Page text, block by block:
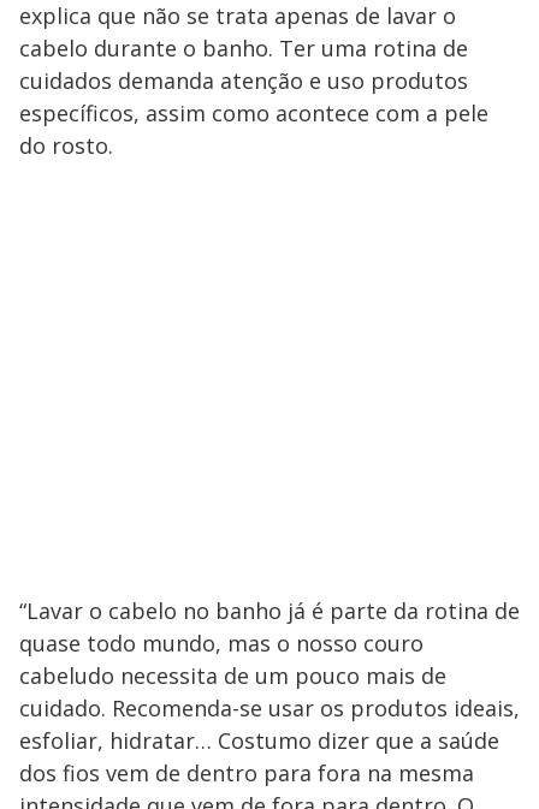
explica que não se trata apenas de lavar o
cabelo durante o banho. Ter uma rotina de
cuidados demanda atenção e uso produtos
específicos, assim como acontece com a pele
do rosto.
“Lavar o cabelo no banho já é parte da rotina de
quase todo mundo, mas o nosso couro
cabeludo necessita de um pouco mais de
cuidado. Recomenda-se usar os produtos ideais,
esfoliar, hidratar… Costumo dizer que a saúde
dos fios vem de dentro para fora na mesma